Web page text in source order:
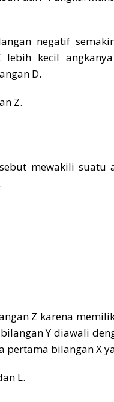
negatif
kecil
D.
Z.
mewakili suatu
Z karena
Y diawali
pertama bilangan X
L.